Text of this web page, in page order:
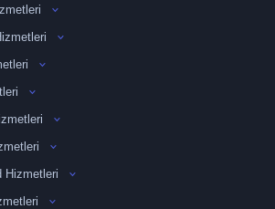
Hizmetleri